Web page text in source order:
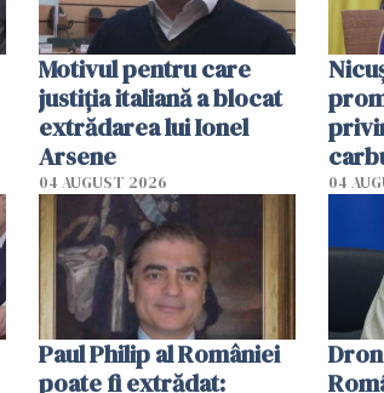
Motivul pentru care
justiția italiană a blocat
extrădarea lui Ionel
Arsene
04 AUGUST 2026
la
04
Paul Philip al României
poate fi extrădat: